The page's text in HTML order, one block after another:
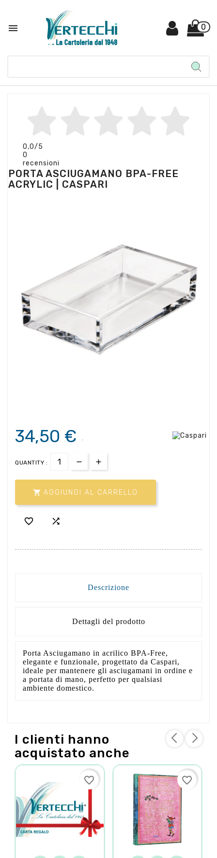
 0
0,0/5
0
recensioni
PORTA ASCIUGAMANO BPA-FREE
ACRYLIC | CASPARI
34,50 € .
QUANTITY :
 AGGIUNGI AL CARRELLO
 
Descrizione
Dettagli del prodotto
Porta Asciugamano in acrilico BPA-Free,
elegante e funzionale, progettato da Caspari,
ideale per mantenere gli asciugamani in ordine e
a portata di mano, perfetto per qualsiasi
ambiente domestico.
I clienti hanno
acquistato anche
favorite_border favorite_border